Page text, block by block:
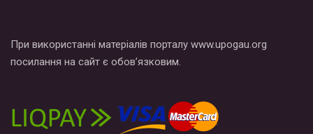
При використанні матеріалів порталу www.upogau.org
посилання на сайт є обов’язковим.